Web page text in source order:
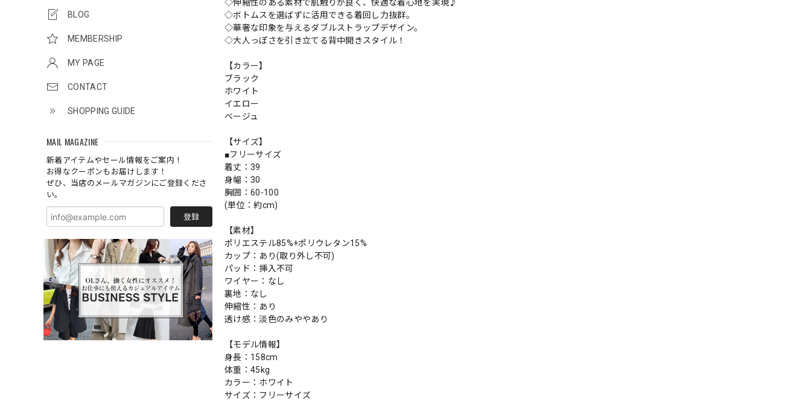
BLOG
MEMBERSHIP
MY PAGE
CONTACT
SHOPPING GUIDE
MAIL MAGAZINE
新着アイテムやセール情報をご案内！
お得なクーポンもお届けします！
ぜひ、当店のメールマガジンにご登録くださ
い。
登録
◇伸縮性のある素材で肌触りが良く、快適な着心地を実現♪
◇ボトムスを選ばずに活用できる着回し力抜群。
◇華奢な印象を与えるダブルストラップデザイン。
◇大人っぽさを引き立てる背中開きスタイル！
【カラー】
ブラック
ホワイト
イエロー
ベージュ
【サイズ】
■フリーサイズ
着丈：39
身幅：30
胸囲：60-100
(単位：約cm)
【素材】
ポリエステル85%+ポリウレタン15%
カップ：あり(取り外し不可)
パッド：挿入不可
ワイヤー：なし
裏地：なし
伸縮性：あり
透け感：淡色のみややあり
【モデル情報】
身長：158cm
体重：45kg
カラー：ホワイト
サイズ：フリーサイズ